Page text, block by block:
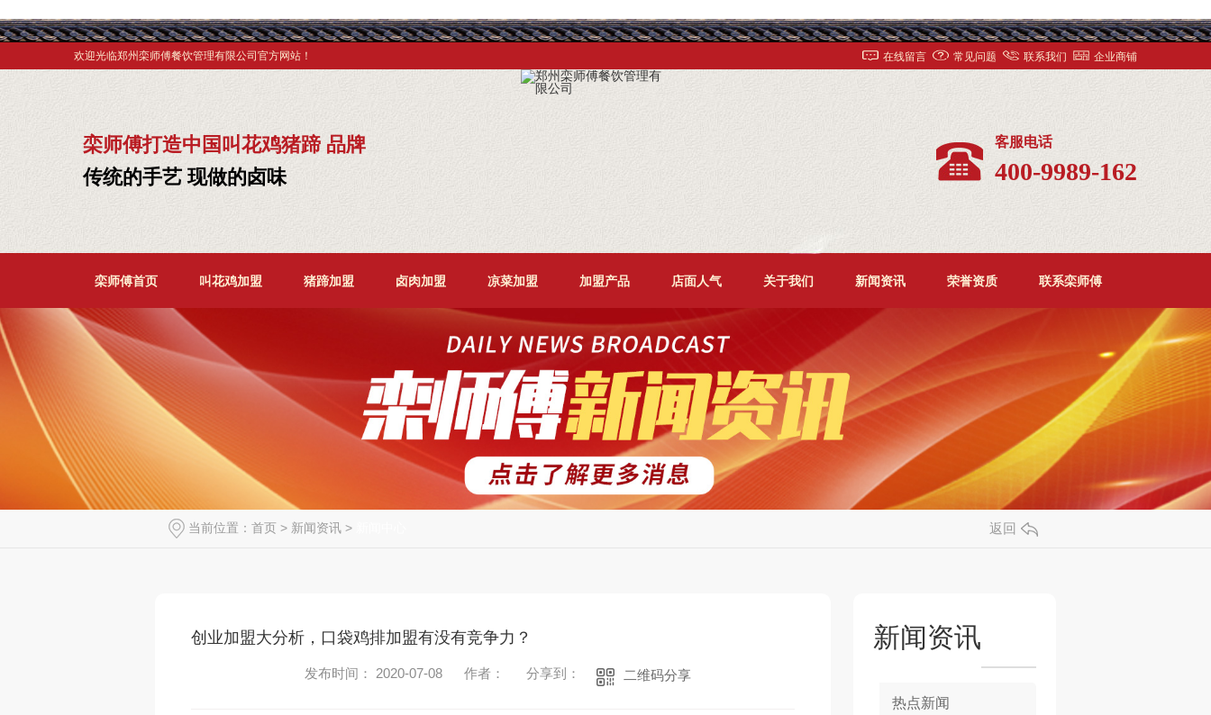
欢迎光临郑州栾师傅餐饮管理有限公司官方网站！ 在线留言 常见问题 联系我们 企业商铺
栾师傅打造中国叫花鸡猪蹄 品牌
传统的手艺 现做的卤味
客服电话
400-9989-162
栾师傅首页 叫花鸡加盟 猪蹄加盟 卤肉加盟 凉菜加盟 加盟产品 店面人气 关于我们 新闻资讯 荣誉资质 联系栾师傅
当前位置： 首页 > 新闻资讯 > 返回
创业加盟大分析，口袋鸡排加盟有没有竞争力？
发布时间： 2020-07-08 作者： 分享到： 二维码分享
新闻资讯
热点新闻